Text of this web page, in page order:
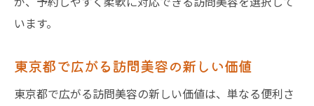
います。
東京都で広がる訪問美容の新しい価値
東京都で広がる訪問美容の新しい価値は、単なる便利さ